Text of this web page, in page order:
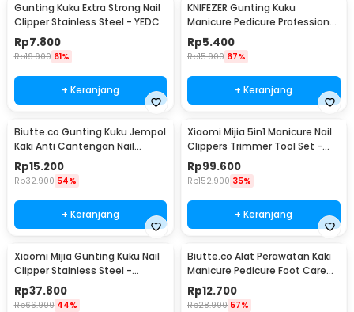
Gunting Kuku Extra Strong Nail
Clipper Stainless Steel - YEDC
Rp7.800
Rp19.900 61%
+ Keranjang
KNIFEZER Gunting Kuku
Manicure Pedicure Professional
Stainless Steel - Y-02ZJQ
Rp5.400
Rp15.900 67%
+ Keranjang
Biutte.co Gunting Kuku Jempol
Kaki Anti Cantengan Nail
Clipper - MZ-020
Rp15.200
Rp32.900 54%
+ Keranjang
Xiaomi Mijia 5in1 Manicure Nail
Clippers Trimmer Tool Set -
MJZJD002QW
Rp99.600
Rp152.900 35%
+ Keranjang
Xiaomi Mijia Gunting Kuku Nail
Clipper Stainless Steel -
MJZJD001QW
Rp37.800
Rp66.900 44%
Biutte.co Alat Perawatan Kaki
Manicure Pedicure Foot Care
8in1 - IN1807
Rp12.700
Rp28.900 57%